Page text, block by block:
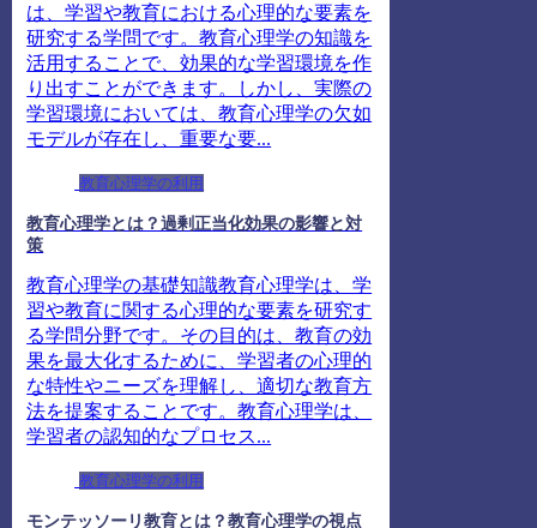
は、学習や教育における心理的な要素を
研究する学問です。教育心理学の知識を
活用することで、効果的な学習環境を作
り出すことができます。しかし、実際の
学習環境においては、教育心理学の欠如
モデルが存在し、重要な要...
教育心理学の利用
教育心理学とは？過剰正当化効果の影響と対
策
教育心理学の基礎知識教育心理学は、学
習や教育に関する心理的な要素を研究す
る学問分野です。その目的は、教育の効
果を最大化するために、学習者の心理的
な特性やニーズを理解し、適切な教育方
法を提案することです。教育心理学は、
学習者の認知的なプロセス...
教育心理学の利用
モンテッソーリ教育とは？教育心理学の視点